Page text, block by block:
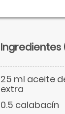
Ingredientes
25 ml aceite
extra
0.5 calabacín